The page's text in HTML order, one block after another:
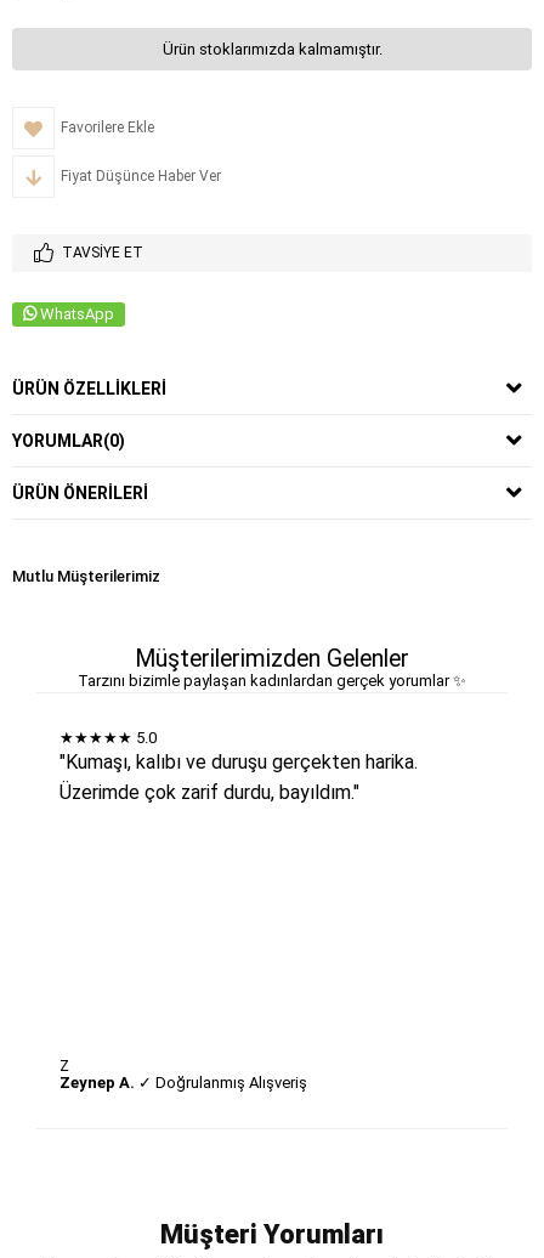
Ürün stoklarımızda kalmamıştır.
Favorilere Ekle
Fiyat Düşünce Haber Ver
TAVSIYE ET
WhatsApp
ÜRÜN ÖZELLIKLERI
YORUMLAR(0)
ÜRÜN ÖNERILERI
Mutlu Müşterilerimiz
Müşterilerimizden Gelenler
Tarzını bizimle paylaşan kadınlardan gerçek yorumlar ✨
★★★★★ 5.0
"Kumaşı, kalıbı ve duruşu gerçekten harika.
Üzerimde çok zarif durdu, bayıldım."
Z
Zeynep A. ✓ Doğrulanmış Alışveriş
Müşteri Yorumları